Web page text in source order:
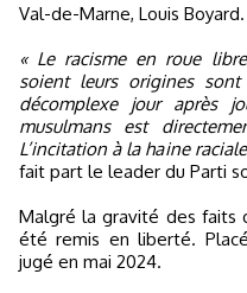
Val-de-Marne, Louis Boyard.
« Le racisme en roue
soient leurs origines sont
décomplexe jour après
musulmans est
L’incitation à la haine
fait part le leader du Parti
Malgré la gravité des faits
été remis en liberté.
jugé en mai 2024.